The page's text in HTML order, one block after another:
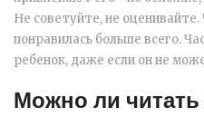
Не советуйте, не
понравилась больше всего.
ребенок, даже если он не
Можно ли читать